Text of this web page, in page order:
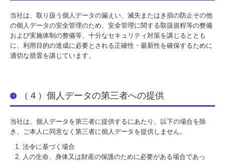
当社は、取り扱う個人データの漏えい、滅失またはき損の防止その他
の個人データの安全管理のため、安全管理に関する取扱規程等の整備
および実施体制の整備等、十分なセキュリティ対策を講じるととも
に、利用目的の達成に必要とされる正確性・最新性を確保するために
適切な措置を講じています。
（４）個人データの第三者への提供
当社は、個人データを第三者に提供するにあたり、以下の場合を除
き、ご本人に同意なく第三者に個人データを提供しません。
法令に基づく場合
人の生命、身体又は財産の保護のために必要がある場合であっ